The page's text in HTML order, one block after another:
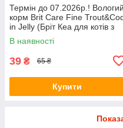
Термін до 07.2026р.! Вологий
корм Brit Care Fine
in Jelly (Бріт Кеа для котів з
тріскою та форелю в желе)
85г
В наявності
39 ₴ 65 ₴
Купити